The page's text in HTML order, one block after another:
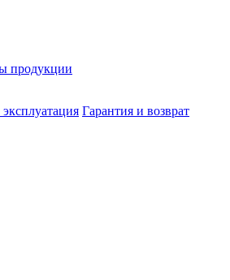
продукции
Гарантия и возврат